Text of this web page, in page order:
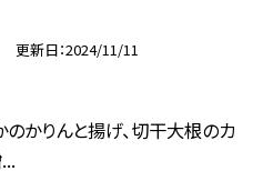
更新日 2024/11/11
かりんと揚げ、切干大根のカ